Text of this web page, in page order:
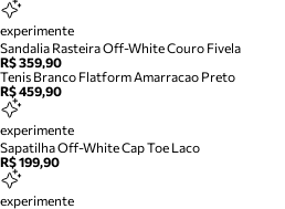
experimente
Sandalia Rasteira Off-White Couro Fivela
R$ 359,90
Tenis Branco Flatform Amarracao Preto
R$ 459,90
experimente
Sapatilha Off-White Cap Toe Laco
R$ 199,90
experimente